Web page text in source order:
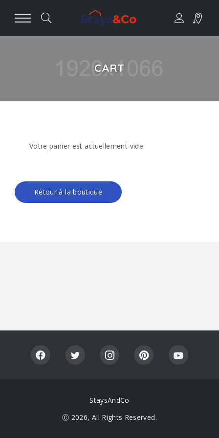
CART
Votre panier est actuellement vide.
Retour à la boutique
StaysAndCo
Ⓒ 2026, All Rights Reserved.